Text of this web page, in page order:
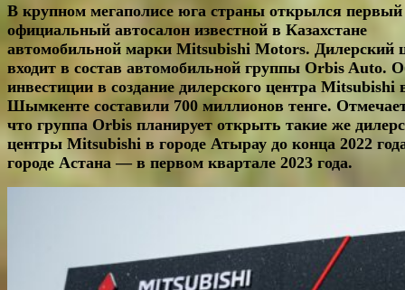
В крупном мегаполисе юга страны открылся первый
официальный автосалон известной в Казахстане
автомобильной марки Mitsubishi Motors. Дилерский
входит в состав автомобильной группы Orbis Auto.
инвестиции в создание дилерского центра Mitsubishi
Шымкенте составили 700 миллионов тенге.
что группа Orbis планирует открыть такие же
центры Mitsubishi в городе Атырау до конца 2022
городе Астана — в первом квартале 2023 года.